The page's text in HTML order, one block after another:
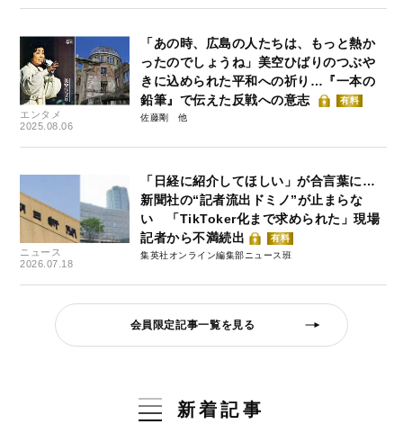
エンタメ
2025.08.06
「あの時、広島の人たちは、もっと熱か
ったのでしょうね」美空ひばりのつぶや
きに込められた平和への祈り…『一本の
鉛筆』で伝えた反戦への意志
有料
佐藤剛
ニュース
2026.07.18
「日経に紹介してほしい」が合言葉に…
新聞社の“記者流出ドミノ”が止まらな
い 「TikToker化まで求められた」現場
記者から不満続出
有料
集英社オンライン編集部ニュース班
会員限定記事一覧を見る
新着記事